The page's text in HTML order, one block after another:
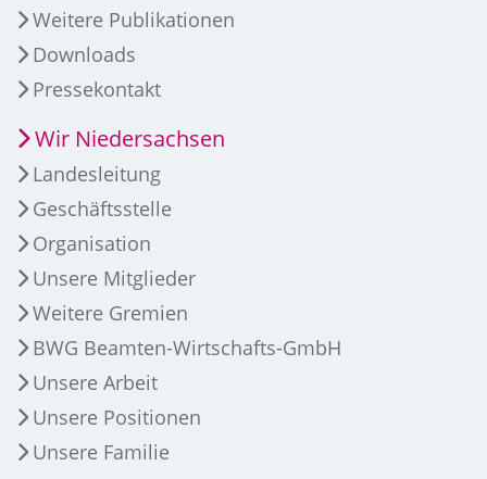
Weitere Publikationen
Downloads
Pressekontakt
Wir Niedersachsen
Landesleitung
Geschäftsstelle
Organisation
Unsere Mitglieder
Weitere Gremien
BWG Beamten-Wirtschafts-GmbH
Unsere Arbeit
Unsere Positionen
Unsere Familie